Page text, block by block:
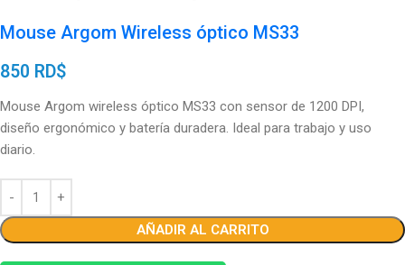
Mouse Argom Wireless óptico MS33
850 RD$
Mouse Argom wireless óptico MS33 con sensor de 1200 DPI,
diseño ergonómico y batería duradera. Ideal para trabajo y uso
diario.
AÑADIR AL CARRITO